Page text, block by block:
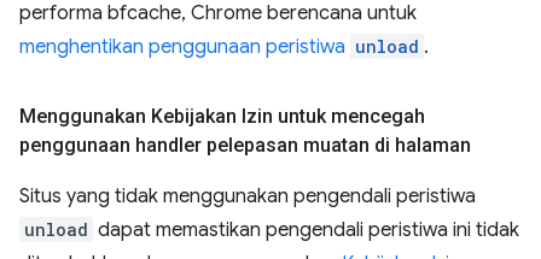
performa bfcache, Chrome berencana untuk
menghentikan penggunaan peristiwa unload .
Menggunakan Kebijakan Izin untuk mencegah
penggunaan handler pelepasan muatan di halaman
Situs yang tidak menggunakan pengendali peristiwa
unload dapat memastikan pengendali peristiwa ini tidak